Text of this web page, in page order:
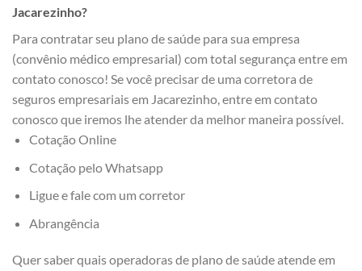
Jacarezinho?
Para contratar seu plano de saúde para sua empresa
(convênio médico empresarial) com total segurança entre em
contato conosco! Se você precisar de uma corretora de
seguros empresariais em Jacarezinho, entre em contato
conosco que iremos lhe atender da melhor maneira possível.
Cotação Online
Cotação pelo Whatsapp
Ligue e fale com um corretor
Abrangência
Quer saber quais operadoras de plano de saúde atende em